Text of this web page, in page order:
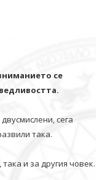
се
сега
така.
и за другия човек.